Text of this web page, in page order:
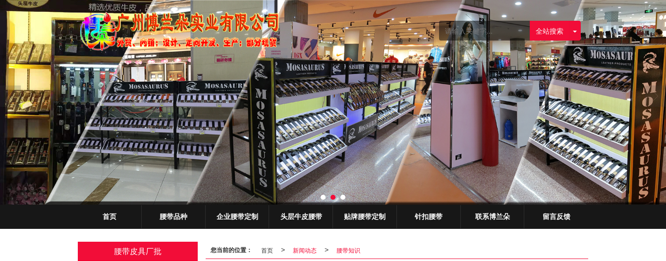
很遗憾，因您的浏览器版本过低导致无法获得最佳浏览体验，推荐下载安装谷歌浏览器！
全站搜索
首页 腰带品种 企业腰带定制 头层牛皮腰带 贴牌腰带定制 针扣腰带 联系博兰朵 留言反馈
您当前的位置： 首页 > 新闻动态 > 腰带知识
腰带皮具厂批